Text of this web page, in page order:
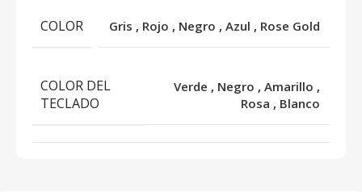
COLOR Gris , Rojo , Negro , Azul , Rose Gold
COLOR DEL
TECLADO
Verde , Negro , Amarillo ,
Rosa , Blanco